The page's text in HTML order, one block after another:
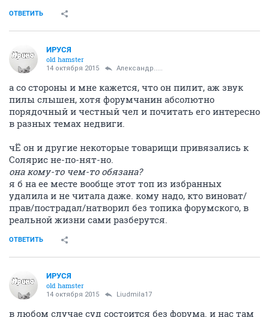
ОТВЕТИТЬ
ИРУСЯ
old hamster
14 октября 2015 Александр.....
а со стороны и мне кажется, что он пилит, аж звук
пилы слышен, хотя форумчанин абсолютно
порядочный и честный чел и почитать его интересно
в разных темах недвиги.
чЁ он и другие некоторые товарищи привязались к
Солярис не-по-нят-но.
она кому-то чем-то обязана?
я б на ее месте вообще этот топ из избранных
удалила и не читала даже. кому надо, кто виноват/
прав/пострадал/натворил без топика форумского, в
реальной жизни сами разберутся.
ОТВЕТИТЬ
ИРУСЯ
old hamster
14 октября 2015 Liudmila17
в любом случае суд состоится без форума. и нас там